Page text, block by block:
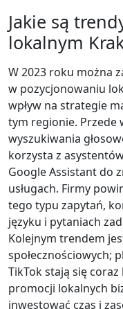
Jakie są
lokalnym
W 2023 roku można
w pozycjonowaniu
wpływ na strategie
tym regionie. Przede
wyszukiwania
korzysta z
Google Assistant do
usługach. Firmy
tego typu zapytań,
języku i pytaniach
Kolejnym trendem
społecznościowych;
TikTok stają się
promocji lokalnych
inwestować czas i